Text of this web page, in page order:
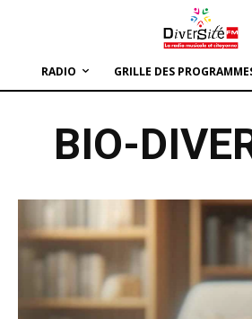
RADIO GRILLE DES
BIO-